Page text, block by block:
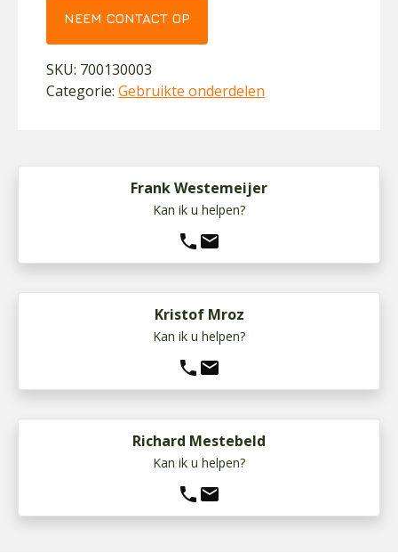
NEEM CONTACT OP
SKU: 700130003
Categorie: Gebruikte onderdelen
Frank Westemeijer
Kan ik u helpen?
phone mail
Kristof Mroz
Kan ik u helpen?
phone mail
Richard Mestebeld
Kan ik u helpen?
phone mail